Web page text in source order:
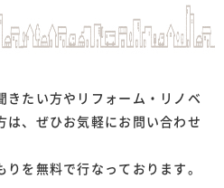
きたい方やリフォーム・リノベ
は、ぜひお気軽にお問い合わせ
を無料で行なっております。